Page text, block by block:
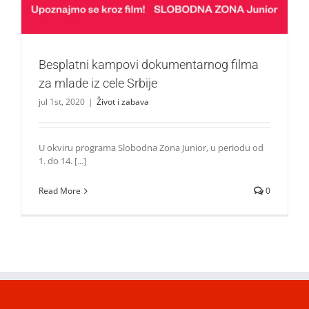
Besplatni kampovi dokumentarnog filma
za mlade iz cele Srbije
jul 1st, 2020 | Život i zabava
U okviru programa Slobodna Zona Junior, u periodu od
1. do 14. [...]
Read More 0